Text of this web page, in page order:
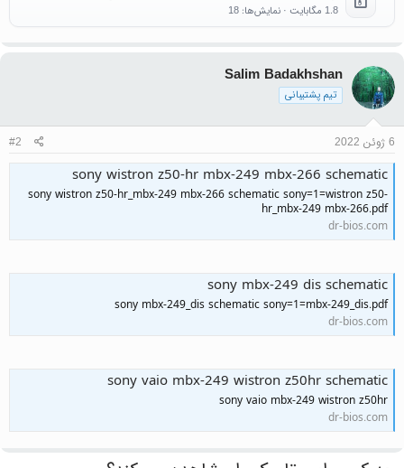
1.8 مگابایت · نمایش‌ها: 18
Salim Badakhshan
تیم پشتیبانی
6 ژوئن 2022 #2
sony wistron z50-hr mbx-249 mbx-266 schematic
sony wistron z50-hr_mbx-249 mbx-266 schematic sony=1=wistron z50-
hr_mbx-249 mbx-266.pdf
dr-bios.com
sony mbx-249 dis schematic
sony mbx-249_dis schematic sony=1=mbx-249_dis.pdf
dr-bios.com
sony vaio mbx-249 wistron z50hr schematic
sony vaio mbx-249 wistron z50hr
dr-bios.com